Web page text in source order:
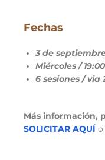
Fechas
3 de
Miércoles /
6 sesiones / via
Más información,
SOLICITAR AQUÍ o